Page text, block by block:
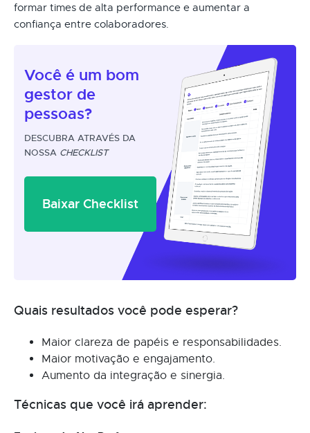
formar times de alta performance e aumentar a
confiança entre colaboradores.
Você é um bom
gestor de
pessoas?
DESCUBRA ATRAVÉS DA
NOSSA CHECKLIST
Baixar Checklist
Quais resultados você pode esperar?
Maior clareza de papéis e responsabilidades.
Maior motivação e engajamento.
Aumento da integração e sinergia.
Técnicas que você irá aprender: